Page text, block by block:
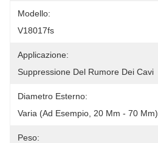
Modello:
V18017fs
Applicazione:
Suppressione Del Rumore Dei Cavi
Diametro Esterno:
Varia (ad Esempio, 20 Mm - 70 Mm)
Peso: